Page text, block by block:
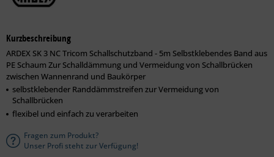
Kurzbeschreibung
ARDEX SK 3 NC Tricom Schallschutzband - 5m Selbstklebendes Band aus
PE Schaum Zur Schalldämmung und Vermeidung von Schallbrücken
zwischen Wannenrand und Baukörper
selbstklebender Randdämmstreifen zur Vermeidung von
Schallbrücken
flexibel und einfach zu verarbeiten
Fragen zum Produkt?
Unser Profi steht zur Verfügung!